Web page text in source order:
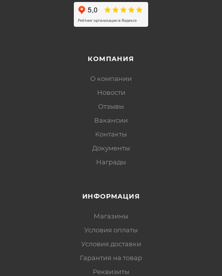
КОМПАНИЯ
О компании
Новости
Отзывы
Вакансии
Контакты
Документы
Награды
ИНФОРМАЦИЯ
Магазины
Условия оплаты
Условия доставки
Гарантия на товар
Реквизиты